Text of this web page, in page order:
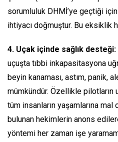
sorumluluk DHMİ’ye geçtiği
ihtiyacı doğmuştur. Bu eksiklik
4. Uçak içinde sağlık desteği:
uçuşta tıbbi inkapasitasyona
beyin kanaması, astım, panik,
mümkündür. Özellikle pilotların
tüm insanların yaşamlarına
bulunan hekimlerin anons
yöntemi her zaman işe